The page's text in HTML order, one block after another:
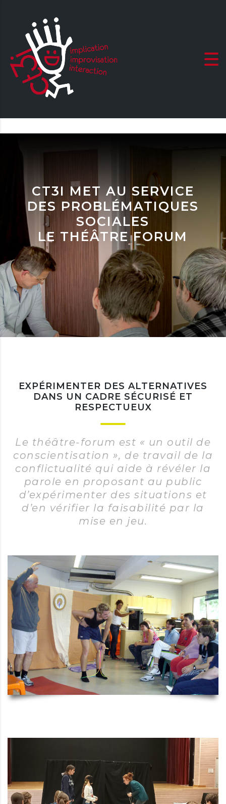
CT3I MET AU SERVICE
DES PROBLÉMATIQUES
SOCIALES
LE THÉÂTRE FORUM
EXPÉRIMENTER DES ALTERNATIVES
DANS UN CADRE SÉCURISÉ ET
RESPECTUEUX
Le théâtre-forum est « un outil de
conscientisation », de travail de la
conflictualité qui aide à révéler la
parole en proposant au public
d’expérimenter des situations et
d’en vérifier la faisabilité par la
mise en jeu.